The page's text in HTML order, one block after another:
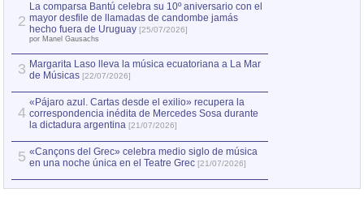
2
La comparsa Bantú celebra su 10º aniversario con el
mayor desfile de llamadas de candombe jamás
hecho fuera de Uruguay [25/07/2026]
por Manel Gausachs
3 Margarita Laso lleva la música ecuatoriana a La Mar
de Músicas [22/07/2026]
4
«Pájaro azul. Cartas desde el exilio» recupera la
correspondencia inédita de Mercedes Sosa durante
la dictadura argentina [21/07/2026]
5 «Cançons del Grec» celebra medio siglo de música
en una noche única en el Teatre Grec [21/07/2026]